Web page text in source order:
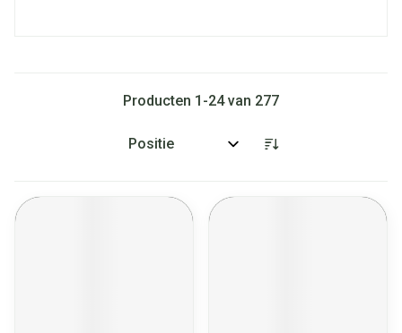
Producten 1 -24van 277
Sorteer op: